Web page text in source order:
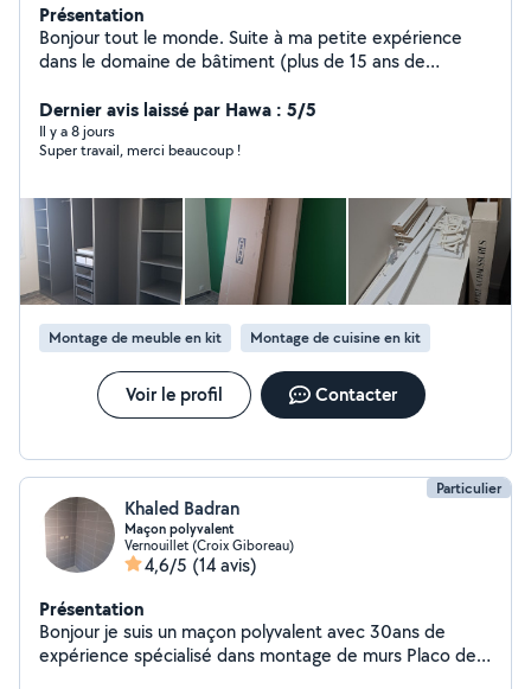
Présentation
Bonjour tout le monde. Suite à ma petite expérience
dans le domaine de bâtiment (plus de 15 ans de
travaux intérieur et extérieur. PANTEUR, ÉLECTRICITÉ,
PLOMBERIE, MONTAGE DE Meubles Nettoyage Canapé
Tissu Tapis Matelas Avec Shampouineuse
Dernier avis laissé par Hawa : 5/5
Il y a 8 jours
Super travail, merci beaucoup !
Montage de meuble en kit Montage de cuisine en kit
Voir le profil Contacter
Particulier
Khaled Badran
Maçon polyvalent
Vernouillet (Croix Giboreau)
4,6/5 (14 avis)
Présentation
Bonjour je suis un maçon polyvalent avec 30ans de
expérience spécialisé dans montage de murs Placo de